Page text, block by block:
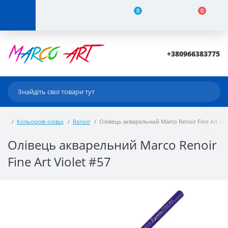
0 0
+380966383775
Кольорові олівці Renoir Олівець акварельний Marco Renoir Fine Art
Олівець акварельний Marco Renoir
Fine Art Violet #57